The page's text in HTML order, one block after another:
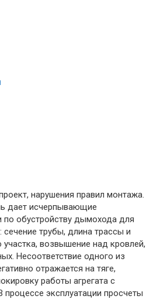
нарушения правил монтажа.
дает исчерпывающие
по обустройству дымохода для
сечение трубы, длина трассы и
участка, возвышение над кровлей,
Несоответствие одного из
отражается на тяге,
работы агрегата с
эксплуатации просчеты